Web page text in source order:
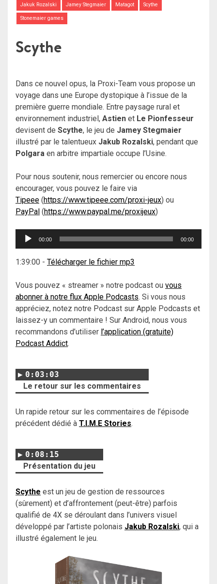
Jakuk Rozalski Jamey Stegmaier Matagot Scythe
Stonemaier games
Scythe
Dans ce nouvel opus, la Proxi-Team vous propose un
voyage dans une Europe dystopique à l’issue de la
première guerre mondiale. Entre paysage rural et
environnement industriel, Astien et Le Pionfesseur
devisent de Scythe, le jeu de Jamey Stegmaier
illustré par le talentueux Jakub Rozalski, pendant que
Polgara en arbitre impartiale occupe l’Usine.
Pour nous soutenir, nous remercier ou encore nous
encourager, vous pouvez le faire via
Tipeee (https://www.tipeee.com/proxi-jeux) ou
PayPal (https://www.paypal.me/proxijeux)
Lecteur
00:00 00:00
1:39:00 - Télécharger le fichier mp3
Vous pouvez « streamer » notre podcast ou vous
abonner à notre flux Apple Podcasts. Si vous nous
appréciez, notez notre Podcast sur Apple Podcasts et
laissez-y un commentaire ! Sur Android, nous vous
recommandons d’utiliser l’application (gratuite)
Podcast Addict.
0:03:03
Le retour sur les commentaires
Un rapide retour sur les commentaires de l’épisode
précédent dédié à T.I.M.E Stories.
0:08:15
Présentation du jeu
Scythe est un jeu de gestion de ressources
(sûrement) et d’affrontement (peut-être) parfois
qualifié de 4X se déroulant dans l’univers visuel
développé par l’artiste polonais Jakub Rozalski, qui a
illustré également le jeu.